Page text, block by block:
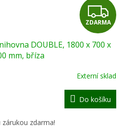
Z
D
A
R
M
A
ZDARMA
DOUBLE, 1800 x 700 x
mm, bříza
Externí sklad
Do košíku
zdarma!